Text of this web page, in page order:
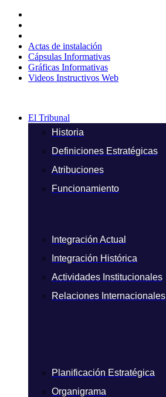
contenido
Actas de instalación
Cápsulas Informativas
Gráficas Informativas
Videos Instructivos Web
El Tribunal
Historia
Definiciones Estratégicas
Atribuciones
Funcionamiento
Integración Actual
Integración Histórica
Actividades Institucionales
Relaciones Internacionales
Planificación Estratégica
Organigrama